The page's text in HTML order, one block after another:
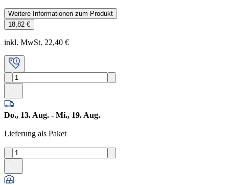
Weitere Informationen zum Produkt
18,82 €
inkl. MwSt. 22,40 €
Do., 13. Aug. - Mi., 19. Aug.
Lieferung als Paket